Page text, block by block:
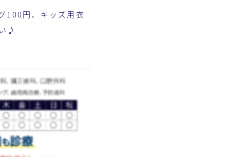
100円、キッズ用衣
♪